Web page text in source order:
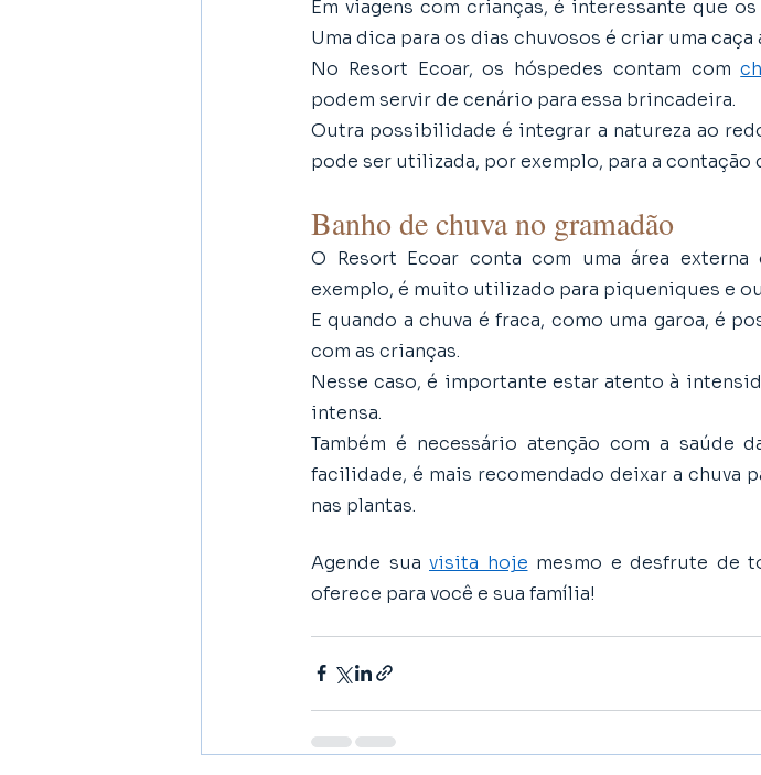
Em viagens com crianças, é interessante que
Uma dica para os dias chuvosos é criar uma caça
No Resort Ecoar, os hóspedes contam com
podem servir de cenário para essa brincadeira.
Outra possibilidade é integrar a natureza ao
pode ser utilizada, por exemplo, para a contação
Banho de chuva no gramadão
O Resort Ecoar conta com uma área
exemplo, é muito utilizado para piqueniques e
E quando a chuva é fraca, como uma garoa, é
com as crianças.
Nesse caso, é importante estar atento à
intensa.
Também é necessário atenção com a saúde
facilidade, é mais recomendado deixar a chuva
nas plantas.
Agende sua visita hoje mesmo e desfrute de
oferece para você e sua família!